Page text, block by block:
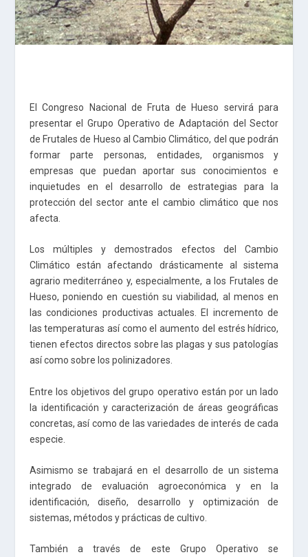
El Congreso Nacional de Fruta de Hueso servirá para
presentar el Grupo Operativo de Adaptación del Sector
de Frutales de Hueso al Cambio Climático, del que podrán
formar parte personas, entidades, organismos y
empresas que puedan aportar sus conocimientos e
inquietudes en el desarrollo de estrategias para la
protección del sector ante el cambio climático que nos
afecta.
Los múltiples y demostrados efectos del Cambio
Climático están afectando drásticamente al sistema
agrario mediterráneo y, especialmente, a los Frutales de
Hueso, poniendo en cuestión su viabilidad, al menos en
las condiciones productivas actuales. El incremento de
las temperaturas así como el aumento del estrés hídrico,
tienen efectos directos sobre las plagas y sus patologías
así como sobre los polinizadores.
Entre los objetivos del grupo operativo están por un lado
la identificación y caracterización de áreas geográficas
concretas, así como de las variedades de interés de cada
especie.
Asimismo se trabajará en el desarrollo de un sistema
integrado de evaluación agroeconómica y en la
identificación, diseño, desarrollo y optimización de
sistemas, métodos y prácticas de cultivo.
También a través de este Grupo Operativo se